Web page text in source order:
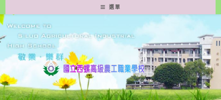
轉
至
要
容
選單